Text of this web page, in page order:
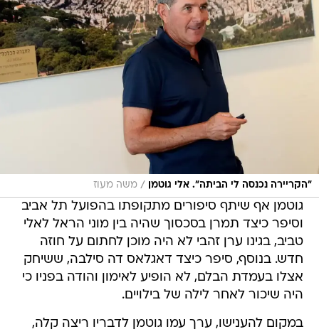
"הקריירה נכנסה לי הביתה". אלי גוטמן / משה מעוז
גוטמן אף שיתף סיפורים מתקופתו בהפועל תל אביב
וסיפר כיצד תמרן בסכסוך שהיה בין מוני הראל לאלי
טביב, בגינו ערן זהבי לא היה מוכן לחתום על חוזה
חדש. בנוסף, סיפר כיצד דאגלאס דה סילבה, ששיחק
אצלו בעמדת הבלם, לא הופיע לאימון והודה בפניו כי
היה שיכור לאחר לילה של בילויים.
במקום להענישו, ערך עמו גוטמן לדבריו ריצה קלה,